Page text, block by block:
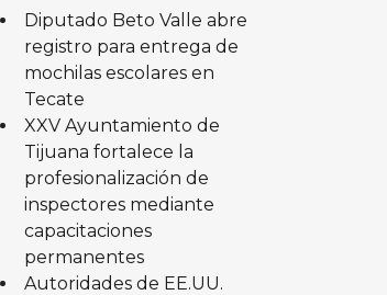
Diputado Beto Valle abre
registro para entrega de
mochilas escolares en
Tecate
XXV Ayuntamiento de
Tijuana fortalece la
profesionalización de
inspectores mediante
capacitaciones
permanentes
Autoridades de EE.UU.